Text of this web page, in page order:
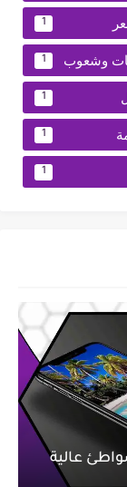
1
وشعوب 1
1
1
1
عالية